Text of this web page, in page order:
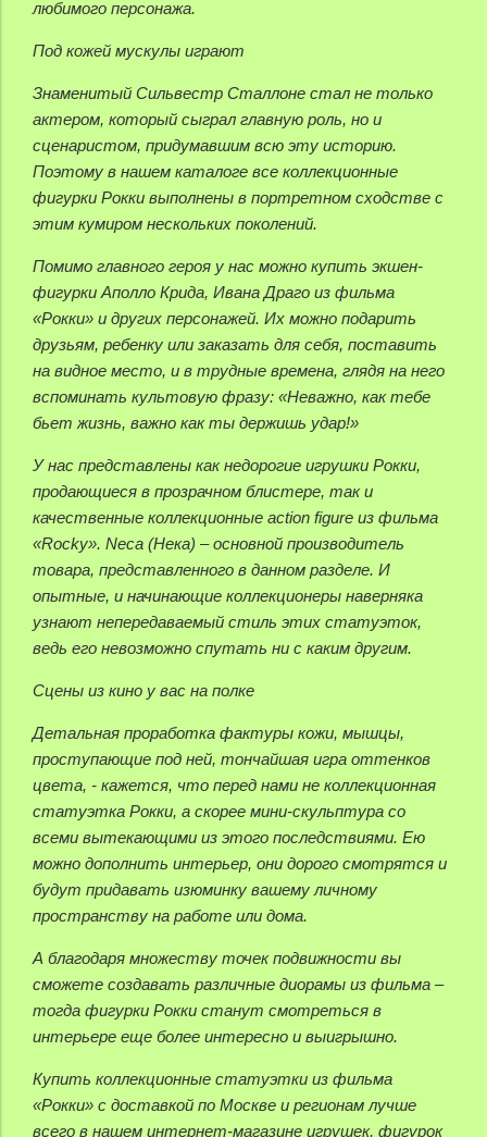
любимого персонажа.
Под кожей мускулы играют
Знаменитый Сильвестр Сталлоне стал не только
актером, который сыграл главную роль, но и
сценаристом, придумавшим всю эту историю.
Поэтому в нашем каталоге все коллекционные
фигурки Рокки выполнены в портретном сходстве с
этим кумиром нескольких поколений.
Помимо главного героя у нас можно купить экшен-
фигурки Аполло Крида, Ивана Драго из фильма
«Рокки» и других персонажей. Их можно подарить
друзьям, ребенку или заказать для себя, поставить
на видное место, и в трудные времена, глядя на него
вспоминать культовую фразу: «Неважно, как тебе
бьет жизнь, важно как ты держишь удар!»
У нас представлены как недорогие игрушки Рокки,
продающиеся в прозрачном блистере, так и
качественные коллекционные action figure из фильма
«Rocky». Neca (Нека) – основной производитель
товара, представленного в данном разделе. И
опытные, и начинающие коллекционеры наверняка
узнают непередаваемый стиль этих статуэток,
ведь его невозможно спутать ни с каким другим.
Сцены из кино у вас на полке
Детальная проработка фактуры кожи, мышцы,
проступающие под ней, тончайшая игра оттенков
цвета, - кажется, что перед нами не коллекционная
статуэтка Рокки, а скорее мини-скульптура со
всеми вытекающими из этого последствиями. Ею
можно дополнить интерьер, они дорого смотрятся и
будут придавать изюминку вашему личному
пространству на работе или дома.
А благодаря множеству точек подвижности вы
сможете создавать различные диорамы из фильма –
тогда фигурки Рокки станут смотреться в
интерьере еще более интересно и выигрышно.
Купить коллекционные статуэтки из фильма
«Рокки» с доставкой по Москве и регионам лучше
всего в нашем интернет-магазине игрушек, фигурок